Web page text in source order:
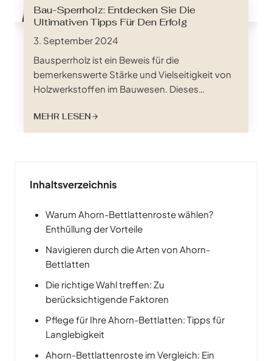
Bau-Sperrholz: Entdecken Sie Die
Ultimativen Tipps Für Den Erfolg
3. September 2024
Bausperrholz ist ein Beweis für die
bemerkenswerte Stärke und Vielseitigkeit von
Holzwerkstoffen im Bauwesen. Dieses
kreuzweise gemaserter Holzfurniere hergestellt
wird, bildet das Rückgrat unzähliger
Anpassungsfähigkeit, Erschwinglichkeit und
MEHR LESEN
Inhaltsverzeichnis
Warum Ahorn-Bettlattenroste wählen?
Enthüllung der Vorteile
Navigieren durch die Arten von Ahorn-
Bettlatten
Die richtige Wahl treffen: Zu
berücksichtigende Faktoren
Pflege für Ihre Ahorn-Bettlatten: Tipps für
Langlebigkeit
Ahorn-Bettlattenroste im Vergleich: Ein